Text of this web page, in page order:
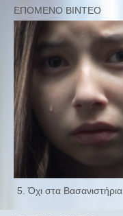
5. Όχι στα Βασανιστήρια